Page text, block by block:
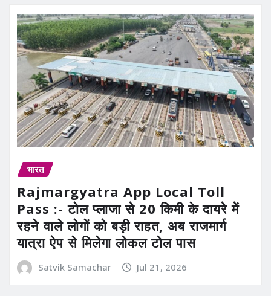
भारत
Rajmargyatra App Local Toll
Pass :- टोल प्लाजा से 20 किमी के दायरे में
रहने वाले लोगों को बड़ी राहत, अब राजमार्ग
यात्रा ऐप से मिलेगा लोकल टोल पास
Satvik Samachar Jul 21, 2026